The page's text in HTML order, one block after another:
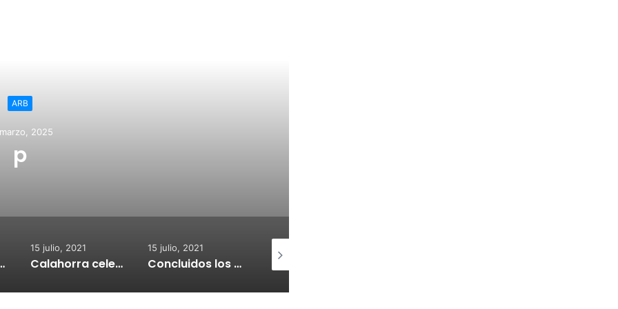
ARB
2025
p
la adquisión de medidores de CO2
15 julio, 2021
Calahorra celebrará el Croquetur II
15 julio, 2021
Concluidos los trabajos de reposición del asfaltado de Calahorra